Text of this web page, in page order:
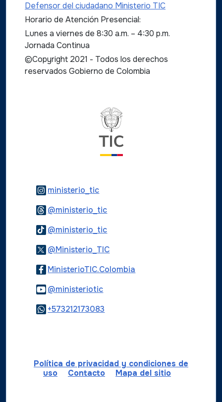
Defensor del ciudadano Ministerio TIC
Horario de Atención Presencial:
Lunes a viernes de 8:30 a.m. – 4:30 p.m.
Jornada Continua
©Copyright 2021 - Todos los derechos
reservados Gobierno de Colombia
ministerio_ticLogo Instagram
@ministerio_ticLogo Threads
@ministerio_ticLogo Tiktok
@Ministerio_TICLogo Twitter
MinisterioTIC.Colombia
@ministerioticLogo Youtube
+573212173083
Política de privacidad y condiciones de
uso
Contacto Mapa del sitio